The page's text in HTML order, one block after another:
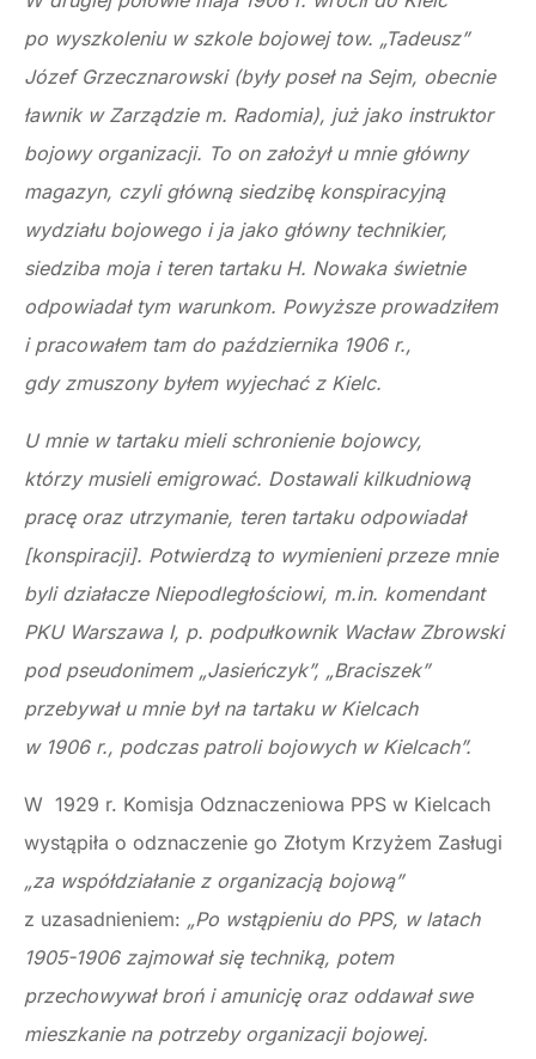
po wyszkoleniu w szkole bojowej tow. „Tadeusz”
Józef Grzecznarowski (były poseł na Sejm, obecnie
ławnik w Zarządzie m. Radomia), już jako instruktor
bojowy organizacji. To on założył u mnie główny
magazyn, czyli główną siedzibę konspiracyjną
wydziału bojowego i ja jako główny technikier,
siedziba moja i teren tartaku H. Nowaka świetnie
odpowiadał tym warunkom. Powyższe prowadziłem
i pracowałem tam do października 1906 r.,
gdy zmuszony byłem wyjechać z Kielc.
U mnie w tartaku mieli schronienie bojowcy,
którzy musieli emigrować. Dostawali kilkudniową
pracę oraz utrzymanie, teren tartaku odpowiadał
[konspiracji]. Potwierdzą to wymienieni przeze mnie
byli działacze Niepodległościowi, m.in. komendant
PKU Warszawa I, p. podpułkownik Wacław Zbrowski
pod pseudonimem „Jasieńczyk”, „Braciszek”
przebywał u mnie był na tartaku w Kielcach
w 1906 r., podczas patroli bojowych w Kielcach”.
W 1929 r. Komisja Odznaczeniowa PPS w Kielcach
wystąpiła o odznaczenie go Złotym Krzyżem Zasługi
„za współdziałanie z organizacją bojową”
z uzasadnieniem: „Po wstąpieniu do PPS, w latach
1905-1906 zajmował się techniką, potem
przechowywał broń i amunicję oraz oddawał swe
mieszkanie na potrzeby organizacji bojowej.